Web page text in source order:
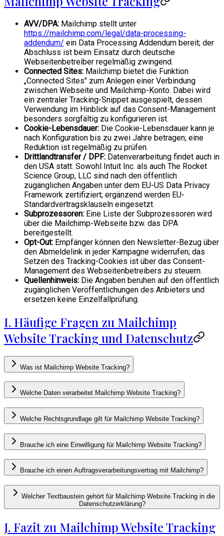
AVV/DPA: Mailchimp stellt unter
https://mailchimp.com/legal/data-processing-
addendum/ ein Data Processing Addendum bereit; der
Abschluss ist beim Einsatz durch deutsche
Webseitenbetreiber regelmäßig zwingend.
Connected Sites: Mailchimp bietet die Funktion
„Connected Sites" zum Anlegen einer Verbindung
zwischen Webseite und Mailchimp-Konto. Dabei wird
ein zentraler Tracking-Snippet ausgespielt, dessen
Verwendung im Hinblick auf das Consent-Management
besonders sorgfältig zu konfigurieren ist.
Cookie-Lebensdauer: Die Cookie-Lebensdauer kann je
nach Konfiguration bis zu zwei Jahre betragen; eine
Reduktion ist regelmäßig zu prüfen.
Drittlandtransfer / DPF: Datenverarbeitung findet auch in
den USA statt. Sowohl Intuit Inc. als auch The Rocket
Science Group, LLC sind nach den öffentlich
zugänglichen Angaben unter dem EU-US Data Privacy
Framework zertifiziert; ergänzend werden EU-
Standardvertragsklauseln eingesetzt.
Subprozessoren: Eine Liste der Subprozessoren wird
über die Mailchimp-Webseite bzw. das DPA
bereitgestellt.
Opt-Out: Empfänger können den Newsletter-Bezug über
den Abmeldelink in jeder Kampagne widerrufen; das
Setzen des Tracking-Cookies ist über das Consent-
Management des Webseitenbetreibers zu steuern.
Quellenhinweis: Die Angaben beruhen auf den öffentlich
zugänglichen Veröffentlichungen des Anbieters und
ersetzen keine Einzelfallprüfung.
I. Häufige Fragen zu Mailchimp
Website Tracking und Datenschutz
Was ist Mailchimp Website Tracking?
Welche Daten verarbeitet Mailchimp Website Tracking?
Welche Rechtsgrundlage gilt für Mailchimp Website Tracking?
Brauche ich eine Einwilligung für Mailchimp Website Tracking?
Brauche ich einen Auftragsverarbeitungsvertrag mit Mailchimp?
Welcher Textbaustein gehört für Mailchimp Website Tracking in die
Datenschutzerklärung?
J. Fazit zu Mailchimp Website Tracking